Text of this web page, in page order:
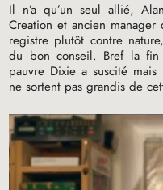
Il n’a qu’un seul allié,
Creation et ancien
registre plutôt contre
du bon conseil. Bref la
pauvre Dixie a suscité
ne sortent pas grandis de